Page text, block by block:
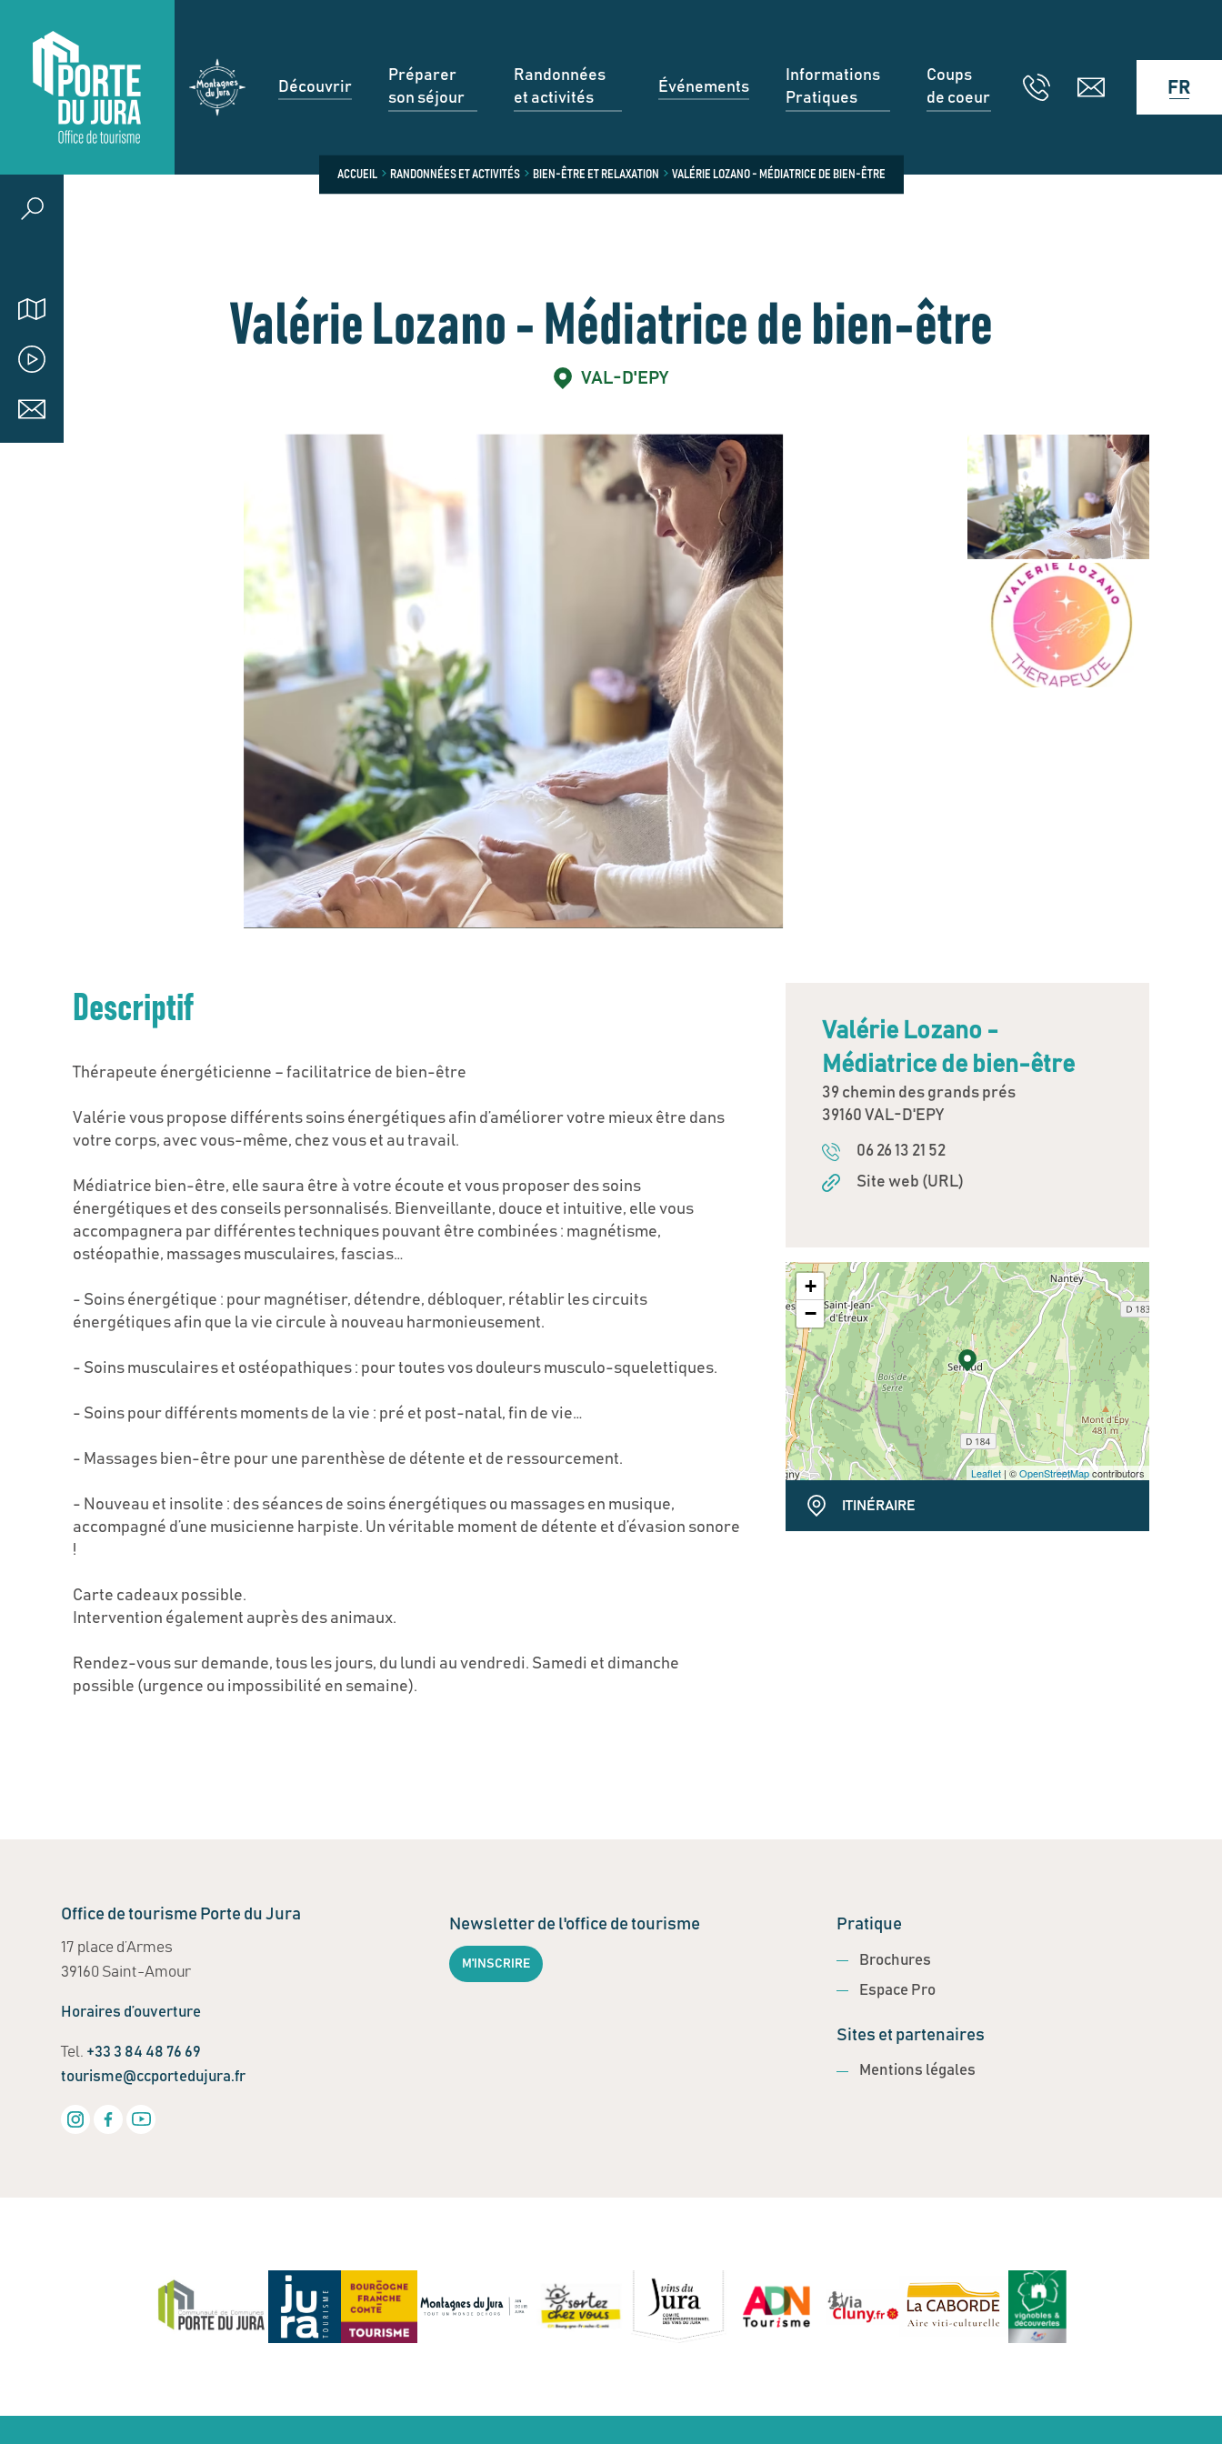
Découvrir
Préparer
son séjour
Randonnées
et activités
Événements
Informations
Pratiques
Coups
de coeur
FR
ACCUEIL RANDONNÉES ET ACTIVITÉS BIEN-ÊTRE ET RELAXATION VALÉRIE LOZANO - MÉDIATRICE DE BIEN-ÊTRE
Valérie Lozano - Médiatrice de bien-être
VAL-D'EPY
Valérie Lozano -
Médiatrice de bien-être
39 chemin des grands prés
39160 VAL-D'EPY
06 26 13 21 52
Site web (URL)
+
−
Leaflet | ©OpenStreetMapcontributors
ITINÉRAIRE
Descriptif
Thérapeute énergéticienne – facilitatrice de bien-être
Valérie vous propose différents soins énergétiques afin d’améliorer votre mieux être dans
votre corps, avec vous-même, chez vous et au travail.
Médiatrice bien-être, elle saura être à votre écoute et vous proposer des soins
énergétiques et des conseils personnalisés. Bienveillante, douce et intuitive, elle vous
accompagnera par différentes techniques pouvant être combinées : magnétisme,
ostéopathie, massages musculaires, fascias…
- Soins énergétique : pour magnétiser, détendre, débloquer, rétablir les circuits
énergétiques afin que la vie circule à nouveau harmonieusement.
- Soins musculaires et ostéopathiques : pour toutes vos douleurs musculo-squelettiques.
- Soins pour différents moments de la vie : pré et post-natal, fin de vie…
- Massages bien-être pour une parenthèse de détente et de ressourcement.
- Nouveau et insolite : des séances de soins énergétiques ou massages en musique,
accompagné d’une musicienne harpiste. Un véritable moment de détente et d’évasion sonore
!
Carte cadeaux possible.
Intervention également auprès des animaux.
Rendez-vous sur demande, tous les jours, du lundi au vendredi. Samedi et dimanche
possible (urgence ou impossibilité en semaine).
Office de tourisme Porte du Jura
17 place d’Armes
39160 Saint-Amour
Horaires d’ouverture
Tel. +33 3 84 48 76 69
tourisme@ccportedujura.fr
Newsletter de l'office de tourisme
M'INSCRIRE
Pratique
Brochures
Espace Pro
Sites et partenaires
Mentions légales